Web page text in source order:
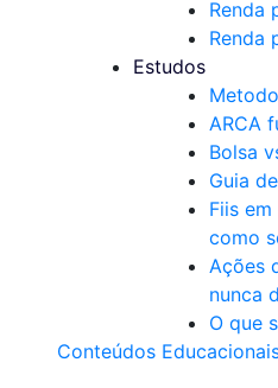
Renda
Renda
Estudos
ARCA
Bolsa
Guia
Fiis
como
Ações
nunca
O que
Conteúdos